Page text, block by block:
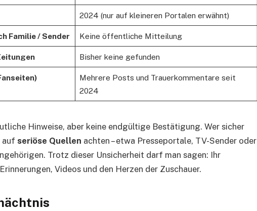
2024 (nur auf kleineren Portalen erwähnt)
Familie / Sender Keine öffentliche Mitteilung
Bisher keine gefunden
Mehrere Posts und Trauerkommentare seit
2024
Hinweise, aber keine endgültige Bestätigung. Wer sicher
auf seriöse Quellen achten – etwa Presseportale, TV-Sender oder
Trotz dieser Unsicherheit darf man sagen: Ihr
Videos und den Herzen der Zuschauer.